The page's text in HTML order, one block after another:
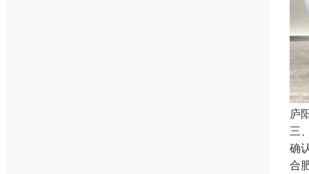
庐
三
确
合